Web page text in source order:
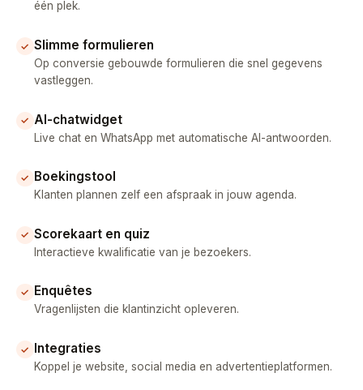
één plek.
✓ Slimme formulieren
Op conversie gebouwde formulieren die snel gegevens
vastleggen.
✓ AI-chatwidget
Live chat en WhatsApp met automatische AI-antwoorden.
✓ Boekingstool
Klanten plannen zelf een afspraak in jouw agenda.
✓ Scorekaart en quiz
Interactieve kwalificatie van je bezoekers.
✓ Enquêtes
Vragenlijsten die klantinzicht opleveren.
✓ Integraties
Koppel je website, social media en advertentieplatformen.